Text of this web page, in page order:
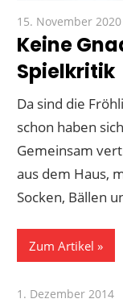
15. November 2020
Keine
Spielkritik
Da sind die
schon haben
Gemeinsam
aus dem Haus,
Socken, Bällen
Zum Artikel
1. Dezember 2014